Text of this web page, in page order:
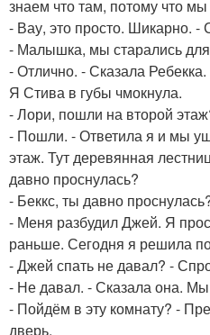
знаем что там, потому что
- Вау, это просто. Шикарно. -
- Малышка, мы старались
- Отлично. - Сказала Ребекка.
Я Стива в губы чмокнула.
- Лори, пошли на второй
- Пошли. - Ответила я и мы
этаж. Тут деревянная
давно проснулась?
- Беккс, ты давно
- Меня разбудил Джей. Я
раньше. Сегодня я решила
- Джей спать не давал? -
- Не давал. - Сказала она.
- Пойдём в эту комнату? -
дверь.